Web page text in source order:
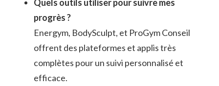
Quels outils utiliser pour suivre mes
progrès ?
Energym, BodySculpt, et ProGym Conseil
offrent des plateformes et applis très
complètes pour un suivi personnalisé et
efficace.